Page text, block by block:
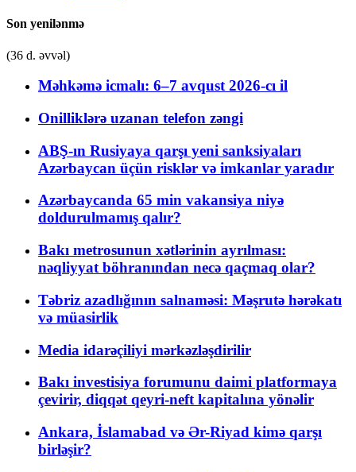
Son yenilənmə
(36 d. əvvəl)
Məhkəmə icmalı: 6–7 avqust 2026-cı il
Onilliklərə uzanan telefon zəngi
ABŞ-ın Rusiyaya qarşı yeni sanksiyaları
Azərbaycan üçün risklər və imkanlar yaradır
Azərbaycanda 65 min vakansiya niyə
doldurulmamış qalır?
Bakı metrosunun xətlərinin ayrılması:
nəqliyyat böhranından necə qaçmaq olar?
Təbriz azadlığının salnaməsi: Məşrutə hərəkatı
və müasirlik
Media idarəçiliyi mərkəzləşdirilir
Bakı investisiya forumunu daimi platformaya
çevirir, diqqət qeyri-neft kapitalına yönəlir
Ankara, İslamabad və Ər-Riyad kimə qarşı
birləşir?